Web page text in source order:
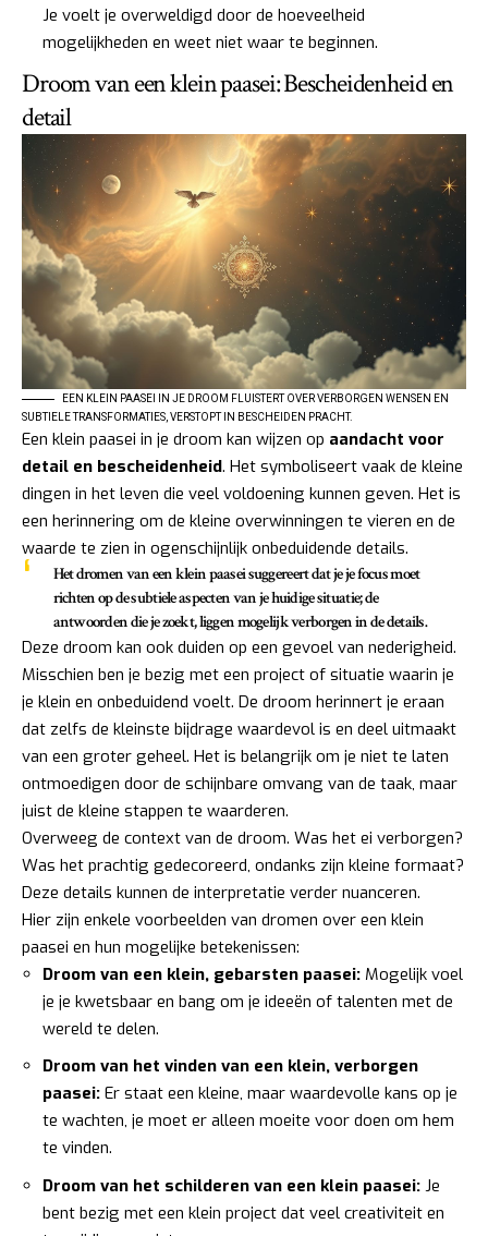
Je voelt je overweldigd door de hoeveelheid
mogelijkheden en weet niet waar te beginnen.
Droom van een klein paasei: Bescheidenheid en
detail
EEN KLEIN PAASEI IN JE DROOM FLUISTERT OVER VERBORGEN WENSEN EN
SUBTIELE TRANSFORMATIES, VERSTOPT IN BESCHEIDEN PRACHT.
Een klein paasei in je droom kan wijzen op aandacht voor
detail en bescheidenheid. Het symboliseert vaak de kleine
dingen in het leven die veel voldoening kunnen geven. Het is
een herinnering om de kleine overwinningen te vieren en de
waarde te zien in ogenschijnlijk onbeduidende details.
Het dromen van een klein paasei suggereert dat je je focus moet
richten op de subtiele aspecten van je huidige situatie; de
antwoorden die je zoekt, liggen mogelijk verborgen in de details.
Deze droom kan ook duiden op een gevoel van nederigheid.
Misschien ben je bezig met een project of situatie waarin je
je klein en onbeduidend voelt. De droom herinnert je eraan
dat zelfs de kleinste bijdrage waardevol is en deel uitmaakt
van een groter geheel. Het is belangrijk om je niet te laten
ontmoedigen door de schijnbare omvang van de taak, maar
juist de kleine stappen te waarderen.
Overweeg de context van de droom. Was het ei verborgen?
Was het prachtig gedecoreerd, ondanks zijn kleine formaat?
Deze details kunnen de interpretatie verder nuanceren.
Hier zijn enkele voorbeelden van dromen over een klein
paasei en hun mogelijke betekenissen:
Droom van een klein, gebarsten paasei: Mogelijk voel
je je kwetsbaar en bang om je ideeën of talenten met de
wereld te delen.
Droom van het vinden van een klein, verborgen
paasei: Er staat een kleine, maar waardevolle kans op je
te wachten, je moet er alleen moeite voor doen om hem
te vinden.
Droom van het schilderen van een klein paasei: Je
bent bezig met een klein project dat veel creativiteit en